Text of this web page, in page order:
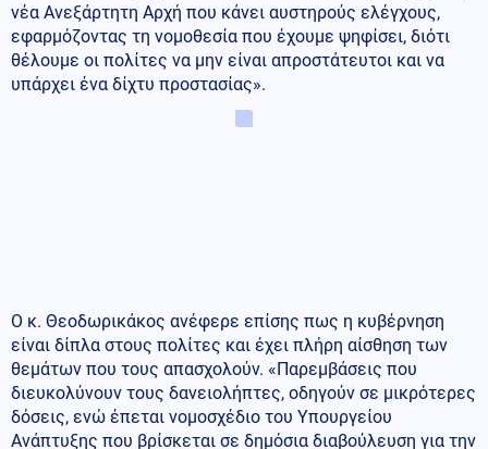
νέα Ανεξάρτητη Αρχή που κάνει αυστηρούς ελέγχους,
εφαρμόζοντας τη νομοθεσία που έχουμε ψηφίσει, διότι
θέλουμε οι πολίτες να μην είναι απροστάτευτοι και να
υπάρχει ένα δίχτυ προστασίας».
Ο κ. Θεοδωρικάκος ανέφερε επίσης πως η κυβέρνηση
είναι δίπλα στους πολίτες και έχει πλήρη αίσθηση των
θεμάτων που τους απασχολούν. «Παρεμβάσεις που
διευκολύνουν τους δανειολήπτες, οδηγούν σε μικρότερες
δόσεις, ενώ έπεται νομοσχέδιο του Υπουργείου
Ανάπτυξης που βρίσκεται σε δημόσια διαβούλευση για την